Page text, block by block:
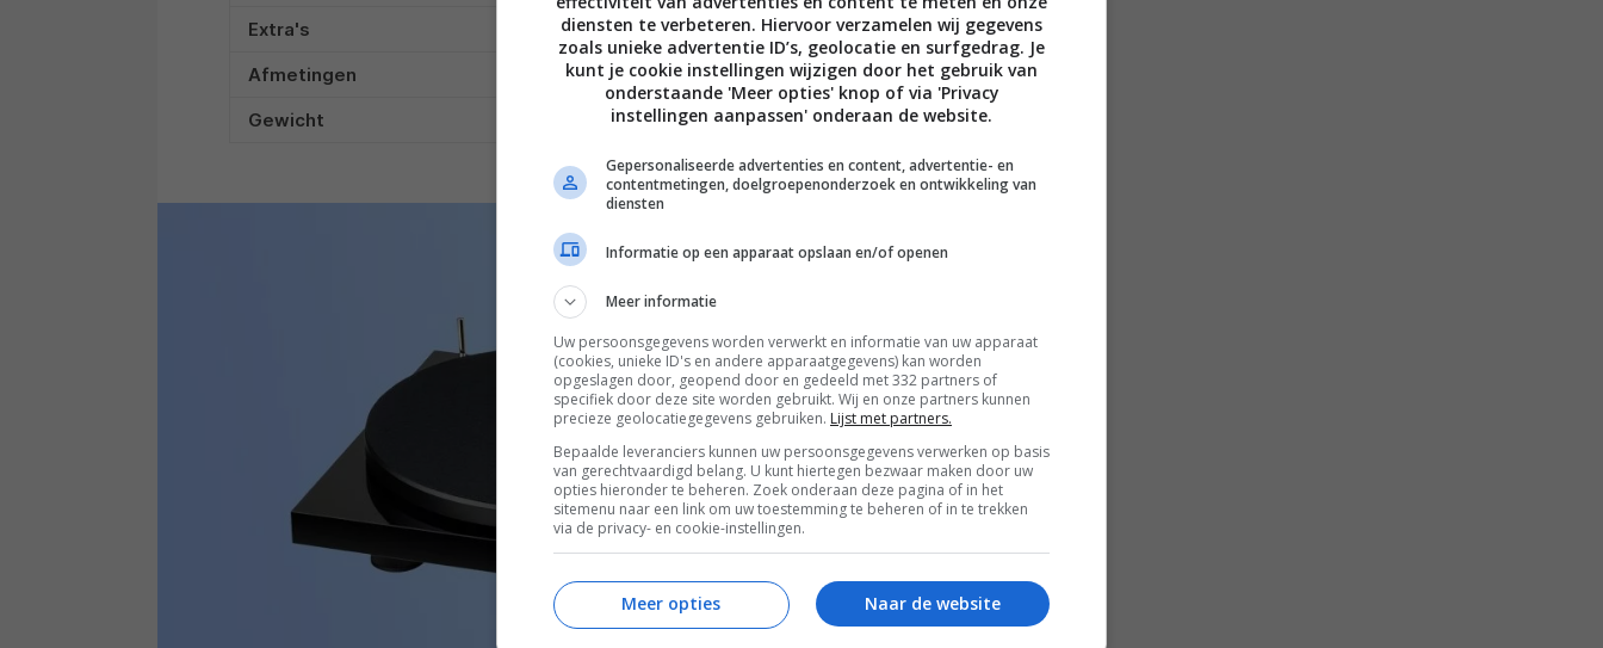
Extra's
schakelbare phono-versterker
Afmetingen
32 × 41,5 × 11,8 cm
Gewicht
5,5 kg
diensten te verbeteren. Hiervoor verzamelen wij gegevens
zoals unieke advertentie ID’s, geolocatie en surfgedrag. Je
kunt je cookie instellingen wijzigen door het gebruik van
onderstaande 'Meer opties' knop of via 'Privacy
instellingen aanpassen' onderaan de website.
Gepersonaliseerde advertenties en content, advertentie- en
contentmetingen, doelgroepenonderzoek en ontwikkeling van
diensten
Informatie op een apparaat opslaan en/of openen
Meer informatie
Uw persoonsgegevens worden verwerkt en informatie van uw apparaat
(cookies, unieke ID's en andere apparaatgegevens) kan worden
opgeslagen door, geopend door en gedeeld met 332 partners of
specifiek door deze site worden gebruikt. Wij en onze partners kunnen
precieze geolocatiegegevens gebruiken. Lijst met partners.
Bepaalde leveranciers kunnen uw persoonsgegevens verwerken op basis
van gerechtvaardigd belang. U kunt hiertegen bezwaar maken door uw
opties hieronder te beheren. Zoek onderaan deze pagina of in het
sitemenu naar een link om uw toestemming te beheren of in te trekken
via de privacy- en cookie-instellingen.
Naar de website
Meer opties